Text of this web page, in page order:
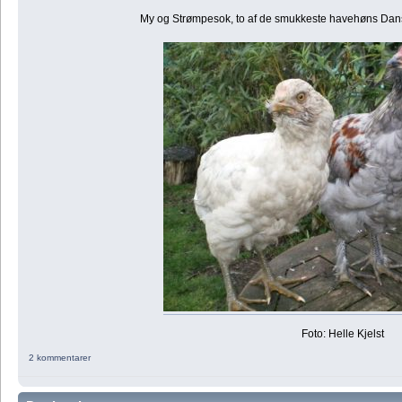
My og Strømpesok, to af de smukkeste havehøns
Foto: Helle Kjelst
2 kommentarer